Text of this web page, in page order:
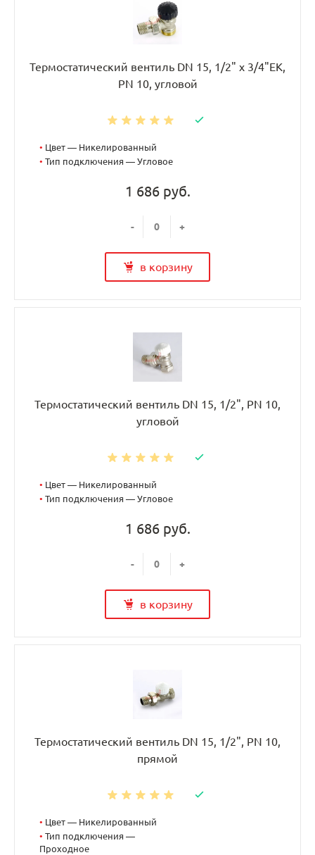
Термостатический вентиль DN 15, 1/2" х 3/4"EK,
PN 10, угловой
• Цвет — Никелированный
• Тип подключения — Угловое
1 686 руб.
- +
в корзину
Термостатический вентиль DN 15, 1/2", PN 10,
угловой
• Цвет — Никелированный
• Тип подключения — Угловое
1 686 руб.
- +
в корзину
Термостатический вентиль DN 15, 1/2", PN 10,
прямой
• Цвет — Никелированный
• Тип подключения —
Проходное